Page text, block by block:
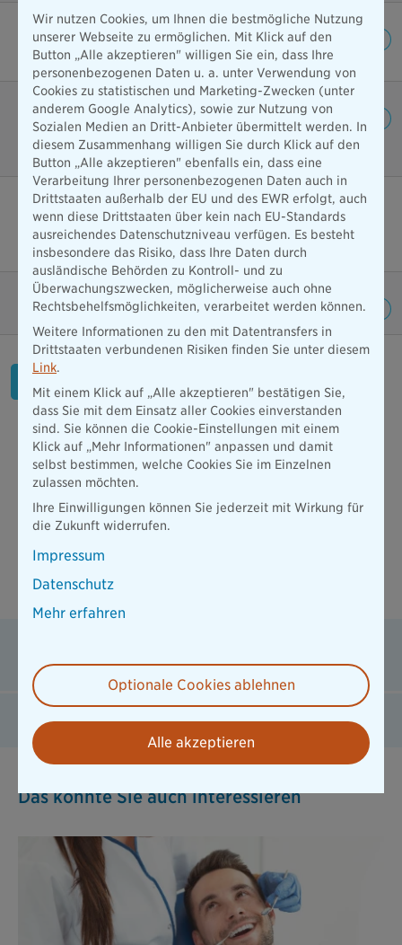
Zahnersatz
100%
Kieferorthopädie
1.500 EUR inkl. GKV-Leistung, 2.000 EUR ohne GKV-
Leistung
Professionelle Zahnreinigung
100 EUR je Behandlung; max. 200 EUR je
Kalenderjahr
Bleaching
Bedingungen ZAHN Prestige
PDF / 286 KB
Beitrag berechnen
Zahnzusatzversicherung bei Kindern
Das könnte Sie auch interessieren
Wir nutzen Cookies, um Ihnen die bestmögliche Nutzung
unserer Webseite zu ermöglichen. Mit Klick auf den
Button „Alle akzeptieren" willigen Sie ein, dass Ihre
personenbezogenen Daten u. a. unter Verwendung von
Cookies zu statistischen und Marketing-Zwecken (unter
anderem Google Analytics), sowie zur Nutzung von
Sozialen Medien an Dritt-Anbieter übermittelt werden. In
diesem Zusammenhang willigen Sie durch Klick auf den
Button „Alle akzeptieren" ebenfalls ein, dass eine
Verarbeitung Ihrer personenbezogenen Daten auch in
Drittstaaten außerhalb der EU und des EWR erfolgt, auch
wenn diese Drittstaaten über kein nach EU-Standards
ausreichendes Datenschutzniveau verfügen. Es besteht
insbesondere das Risiko, dass Ihre Daten durch
ausländische Behörden zu Kontroll- und zu
Überwachungszwecken, möglicherweise auch ohne
Rechtsbehelfsmöglichkeiten, verarbeitet werden können.
Weitere Informationen zu den mit Datentransfers in
Drittstaaten verbundenen Risiken finden Sie unter diesem
Link.
Mit einem Klick auf „Alle akzeptieren" bestätigen Sie,
dass Sie mit dem Einsatz aller Cookies einverstanden
sind. Sie können die Cookie-Einstellungen mit einem
Klick auf „Mehr Informationen" anpassen und damit
selbst bestimmen, welche Cookies Sie im Einzelnen
zulassen möchten.
Ihre Einwilligungen können Sie jederzeit mit Wirkung für
die Zukunft widerrufen.
Impressum
Datenschutz
Mehr erfahren
Optionale Cookies ablehnen
Alle akzeptieren